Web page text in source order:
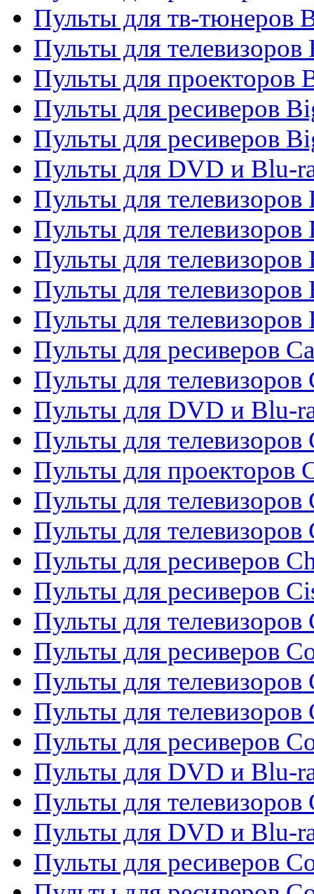
Пульты для тв-тюнеров
Пульты для телевизоров
Пульты для проекторов
Пульты для ресиверов
Пульты для ресиверов
Пульты для DVD и Blu-
Пульты для телевизоров
Пульты для телевизоров
Пульты для телевизоров
Пульты для телевизоров
Пульты для телевизоров
Пульты для ресиверов
Пульты для телевизоров
Пульты для DVD и Blu-
Пульты для телевизоров
Пульты для проекторов
Пульты для телевизоров
Пульты для телевизоров
Пульты для ресиверов
Пульты для ресиверов
Пульты для телевизоров
Пульты для ресиверов
Пульты для телевизоров
Пульты для телевизоров
Пульты для ресиверов
Пульты для DVD и Blu-
Пульты для телевизоров
Пульты для DVD и Blu-
Пульты для ресиверов